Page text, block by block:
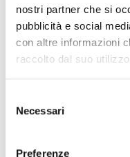
nostri partner che si
pubblicità e social
con altre informazioni
raccolto dal suo
delNecessari
Preferenze
pedaliera multieffetto